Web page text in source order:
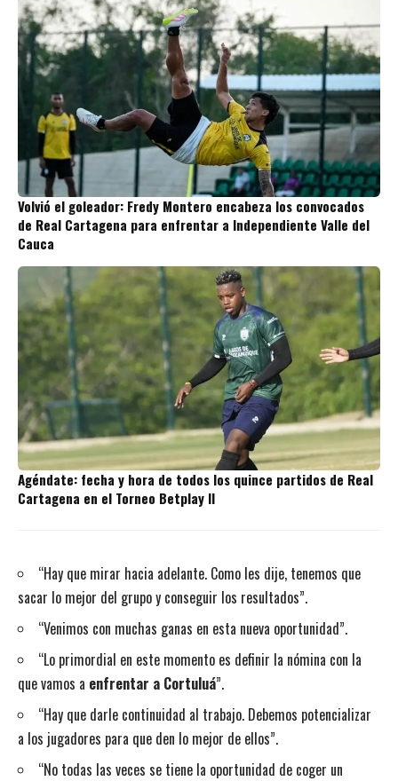
Volvió el goleador: Fredy Montero encabeza los convocados
de Real Cartagena para enfrentar a Independiente Valle del
Cauca
Agéndate: fecha y hora de todos los quince partidos de Real
Cartagena en el Torneo Betplay II
“Hay que mirar hacia adelante. Como les dije, tenemos que
sacar lo mejor del grupo y conseguir los resultados”.
“Venimos con muchas ganas en esta nueva oportunidad”.
“Lo primordial en este momento es definir la nómina con la
que vamos a enfrentar a Cortuluá”.
“Hay que darle continuidad al trabajo. Debemos potencializar
a los jugadores para que den lo mejor de ellos”.
“No todas las veces se tiene la oportunidad de coger un